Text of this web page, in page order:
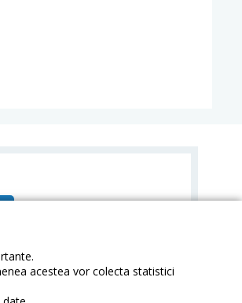
acestea vor colecta statistici